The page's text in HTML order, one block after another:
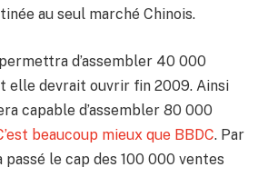
au seul marché Chinois.
d’assembler 40 000
elle devrait ouvrir fin 2009. Ainsi
capable d’assembler 80 000
beaucoup mieux que BBDC. Par
passé le cap des 100 000 ventes